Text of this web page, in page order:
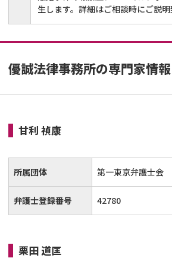
生します。詳細はご相談時にご説明
優誠法律事務所の専門家情報
甘利 禎康
所属団体 第一東京弁護士会
弁護士登録番号 42780
栗田 道匡